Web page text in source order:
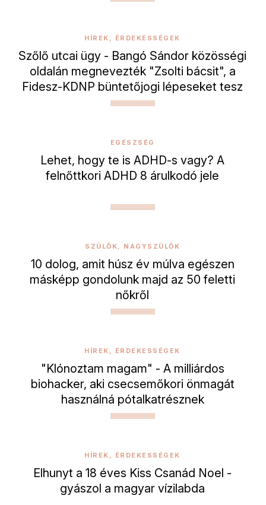
HÍREK, ÉRDEKESSÉGEK
Szőlő utcai ügy - Bangó Sándor közösségi
oldalán megnevezték "Zsolti bácsit", a
Fidesz-KDNP büntetőjogi lépeseket tesz
EGÉSZSÉG
Lehet, hogy te is ADHD-s vagy? A
felnőttkori ADHD 8 árulkodó jele
SZÜLŐK, NAGYSZÜLŐK
10 dolog, amit húsz év múlva egészen
másképp gondolunk majd az 50 feletti
nőkről
HÍREK, ÉRDEKESSÉGEK
"Klónoztam magam" - A milliárdos
biohacker, aki csecsemőkori önmagát
használná pótalkatrésznek
HÍREK, ÉRDEKESSÉGEK
Elhunyt a 18 éves Kiss Csanád Noel -
gyászol a magyar vízilabda